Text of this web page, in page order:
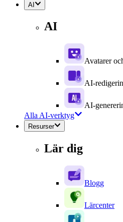
AI
AI
Avatarer
AI-
AI-
Alla AI-verktyg
Resurser
Lär dig
Blogg
Lärcenter